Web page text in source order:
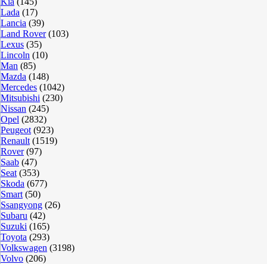
Lada (17)
Lancia (39)
Land Rover(103)
Lexus (35)
Lincoln (10)
Man (85)
Mazda (148)
Mercedes (1042)
Mitsubishi (230)
Nissan (245)
Opel (2832)
Peugeot (923)
Renault (1519)
Rover(97)
Saab (47)
Seat (353)
Skoda (677)
Smart (50)
Ssangyong (26)
Subaru (42)
Suzuki (165)
Toyota (293)
Volkswagen (3198)
Volvo (206)